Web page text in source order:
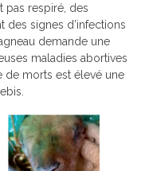
pas respiré, des
des signes d’infections
demande une
maladies abortives
de morts est élevé une